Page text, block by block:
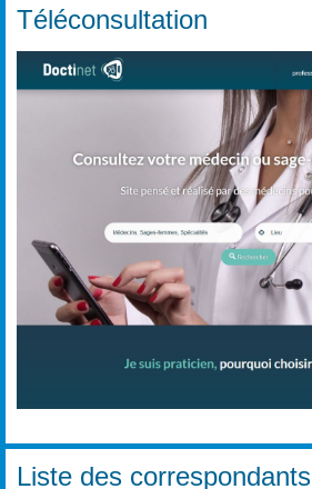
Téléconsultation
Liste des correspondants